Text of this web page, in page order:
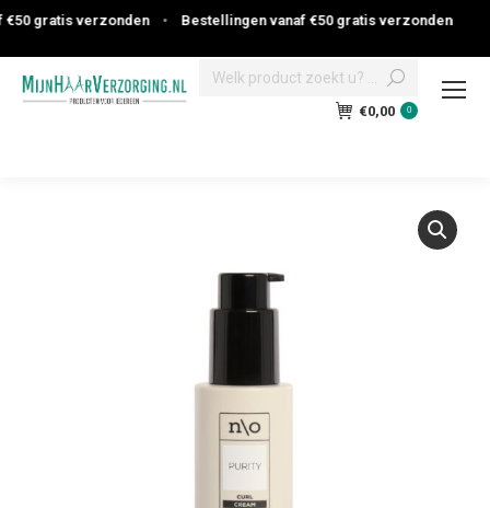
gratis verzonden • Bestellingen vanaf €50 gratis verzonden
Search:
€0,00 0